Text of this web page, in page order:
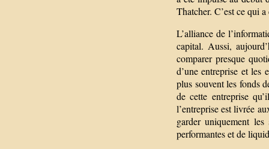
Thatcher. C’est ce qui
L’alliance de
capital. Aussi,
comparer presque
d’une entreprise et les
plus souvent les fonds
de cette entreprise
l’entreprise est livrée
garder uniquement
performantes et de